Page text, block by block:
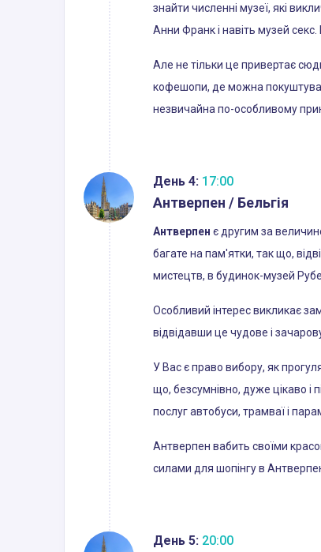
знайти численні музеї, які
Анни Франк і навіть музей
Але не тільки це привертає
кофешопи, де можна
незвичайна по-особливому
День 4: 17:00
Антверпен / Бельгія
Антверпен є другим за
багате на пам'ятки, так що,
мистецтв, в будинок-музей
Особливий інтерес викликає
відвідавши це чудове і
У Вас є право вибору, як
що, безсумнівно, дуже цікаво
послуг автобуси, трамваї і
Антверпен вабить своїми
силами для шопінгу в
День 5: 20:00